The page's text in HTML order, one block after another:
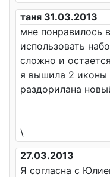
таня 31.03.2013
мне понравилось
использовать
сложно и
я вышила 2 иконы
раздорилана
\
27.03.2013
Я согласна с